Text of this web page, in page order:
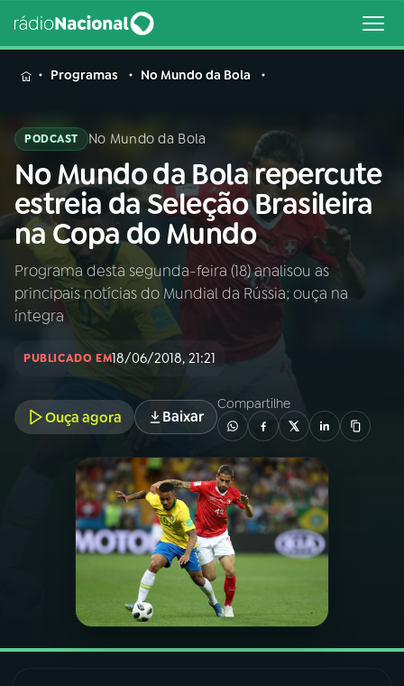
MENU
Buscar
na
Rádio
Nacional
Buscar
AO VIVO
INÍCIO
PROGRAMAS
VIDEOCASTS
Programas No Mundo da Bola
PODCAST No Mundo da Bola
No Mundo da Bola repercute
estreia da Seleção Brasileira
na Copa do Mundo
Programa desta segunda-feira (18) analisou as
principais notícias do Mundial da Rússia; ouça na
íntegra
PUBLICADO EM18/06/2018, 21:21
Ouça agora Baixar
Compartilhe